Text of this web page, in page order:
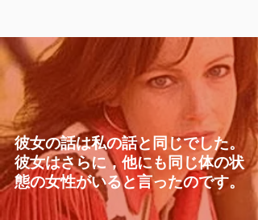
彼女の話は私の話と同じでした。
彼女はさらに，他にも同じ体の状
態の女性がいると言ったのです。